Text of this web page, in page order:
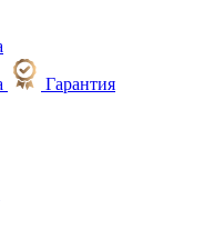
Гарантия